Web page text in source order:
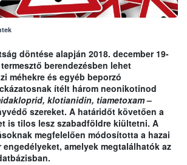
döntése alapján 2018. december 19-
berendezésben lehet
méhekre és egyéb beporzó
ítélt három neonikotinod
klotianidin, tiametoxam–
szereket. A határidőt követően a
is tilos lesz szabadföldre kiültetni. A
megfelelően módosította a hazai
amelyek megtalálhatók az